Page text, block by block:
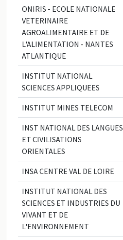
ONIRIS - ECOLE NATIONALE
VETERINAIRE
AGROALIMENTAIRE ET DE
L'ALIMENTATION - NANTES
ATLANTIQUE
INSTITUT NATIONAL
SCIENCES APPLIQUEES
INSTITUT MINES TELECOM
INST NATIONAL DES LANGUES
ET CIVILISATIONS
ORIENTALES
INSA CENTRE VAL DE LOIRE
INSTITUT NATIONAL DES
SCIENCES ET INDUSTRIES DU
VIVANT ET DE
L'ENVIRONNEMENT